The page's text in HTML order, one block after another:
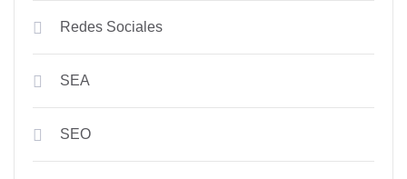
Redes Sociales
SEA
SEO